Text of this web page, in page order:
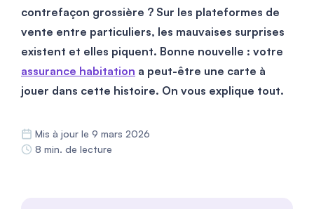
contrefaçon grossière ? Sur les plateformes de
vente entre particuliers, les mauvaises surprises
existent et elles piquent. Bonne nouvelle : votre
assurance habitation a peut-être une carte à
jouer dans cette histoire. On vous explique tout.
Mis à jour le 9 mars 2026
8 min. de lecture